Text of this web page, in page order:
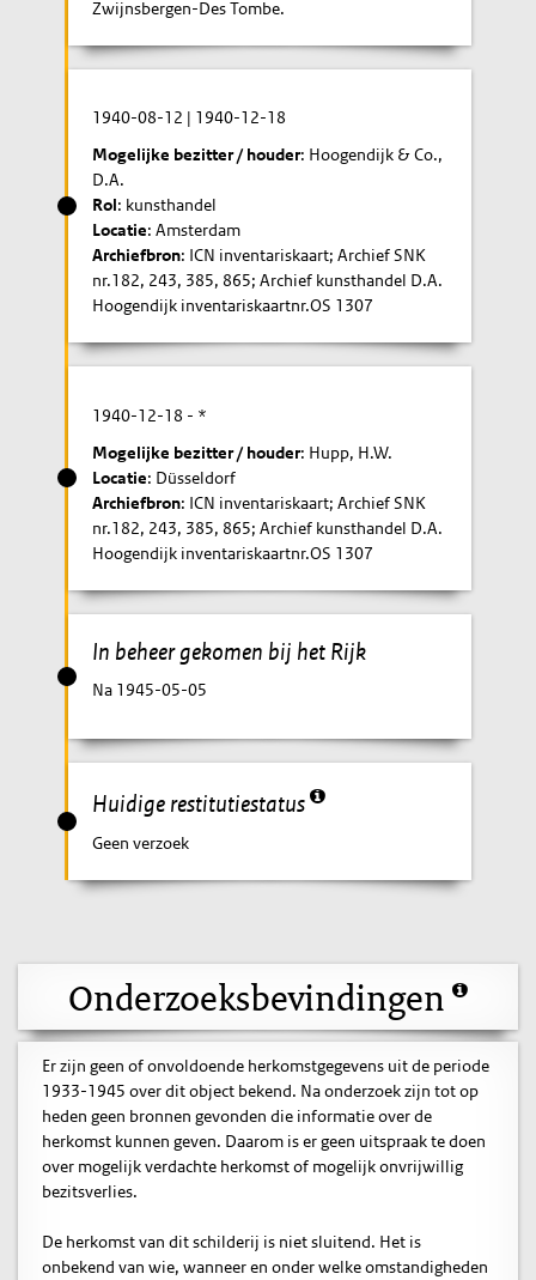
Zwijnsbergen-Des Tombe.
1940-08-12 | 1940-12-18
Mogelijke bezitter / houder: Hoogendijk & Co.,
D.A.
Rol: kunsthandel
Locatie: Amsterdam
Archiefbron: ICN inventariskaart; Archief SNK
nr.182, 243, 385, 865; Archief kunsthandel D.A.
Hoogendijk inventariskaartnr.OS 1307
1940-12-18 - *
Mogelijke bezitter / houder: Hupp, H.W.
Locatie: Düsseldorf
Archiefbron: ICN inventariskaart; Archief SNK
nr.182, 243, 385, 865; Archief kunsthandel D.A.
Hoogendijk inventariskaartnr.OS 1307
In beheer gekomen bij het Rijk
Na 1945-05-05
Huidige restitutiestatus
Geen verzoek
Onderzoeksbevindingen
Er zijn geen of onvoldoende herkomstgegevens uit de periode
1933-1945 over dit object bekend. Na onderzoek zijn tot op
heden geen bronnen gevonden die informatie over de
herkomst kunnen geven. Daarom is er geen uitspraak te doen
over mogelijk verdachte herkomst of mogelijk onvrijwillig
bezitsverlies.
De herkomst van dit schilderij is niet sluitend. Het is
onbekend van wie, wanneer en onder welke omstandigheden